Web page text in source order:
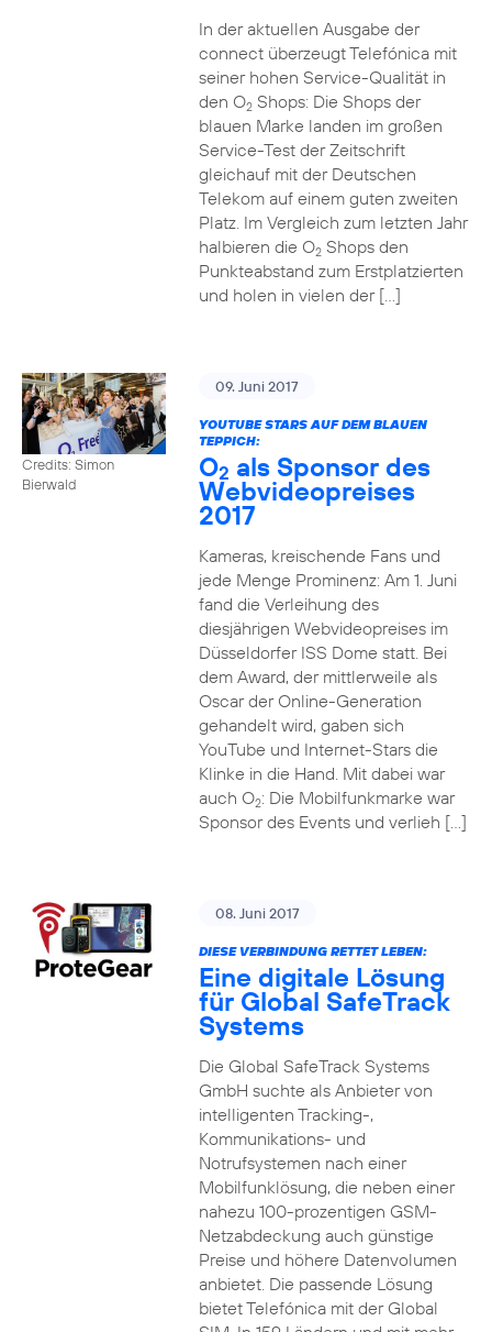
In der aktuellen Ausgabe der
connect überzeugt Telefónica mit
seiner hohen Service-Qualität in
den O2Shops: Die Shops der
blauen Marke landen im großen
Service-Test der Zeitschrift
gleichauf mit der Deutschen
Telekom auf einem guten zweiten
Platz. Im Vergleich zum letzten Jahr
halbieren die O2Shops den
Punkteabstand zum Erstplatzierten
und holen in vielen der […]
Credits: Simon
Bierwald
09. Juni 2017
YOUTUBE STARS AUF DEM BLAUEN
TEPPICH:
O2 als Sponsor des
Webvideopreises
2017
Kameras, kreischende Fans und
jede Menge Prominenz: Am 1. Juni
fand die Verleihung des
diesjährigen Webvideopreises im
Düsseldorfer ISS Dome statt. Bei
dem Award, der mittlerweile als
Oscar der Online-Generation
gehandelt wird, gaben sich
YouTube und Internet-Stars die
Klinke in die Hand. Mit dabei war
auch O2: Die Mobilfunkmarke war
Sponsor des Events und verlieh […]
08. Juni 2017
DIESE VERBINDUNG RETTET LEBEN:
Eine digitale Lösung
für Global SafeTrack
Systems
Die Global SafeTrack Systems
GmbH suchte als Anbieter von
intelligenten Tracking-,
Kommunikations- und
Notrufsystemen nach einer
Mobilfunklösung, die neben einer
nahezu 100-prozentigen GSM-
Netzabdeckung auch günstige
Preise und höhere Datenvolumen
anbietet. Die passende Lösung
bietet Telefónica mit der Global